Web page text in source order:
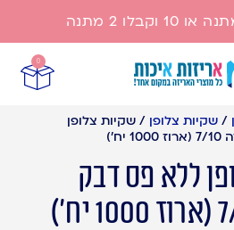
0
/שקיות צלופן /שקיות צלופן
ללא פס דבק